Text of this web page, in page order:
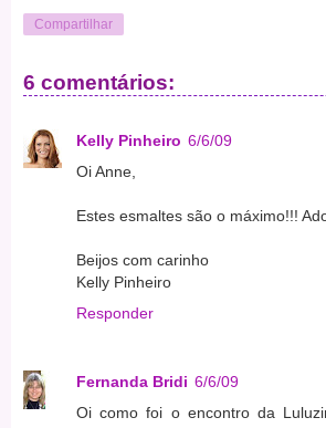
Compartilhar
6 comentários:
Kelly Pinheiro 6/6/09
Oi Anne,
Estes esmaltes são o máximo!!!
Beijos com carinho
Kelly Pinheiro
Responder
Fernanda Bridi 6/6/09
Oi como foi o encontro da